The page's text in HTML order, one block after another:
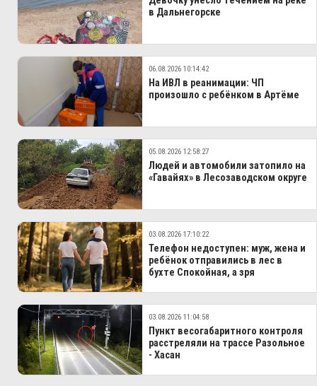
в Дальнегорске
06.08.2026 10:14:42
На ИВЛ в реанимации: ЧП
произошло с ребёнком в Артёме
05.08.2026 12:58:27
Людей и автомобили затопило на
«Гавайях» в Лесозаводском округе
03.08.2026 17:10:22
Телефон недоступен: муж, жена и
ребёнок отправились в лес в
бухте Спокойная, а зря
03.08.2026 11:04:58
Пункт весогабаритного контроля
расстреляли на трассе Разольное
- Хасан